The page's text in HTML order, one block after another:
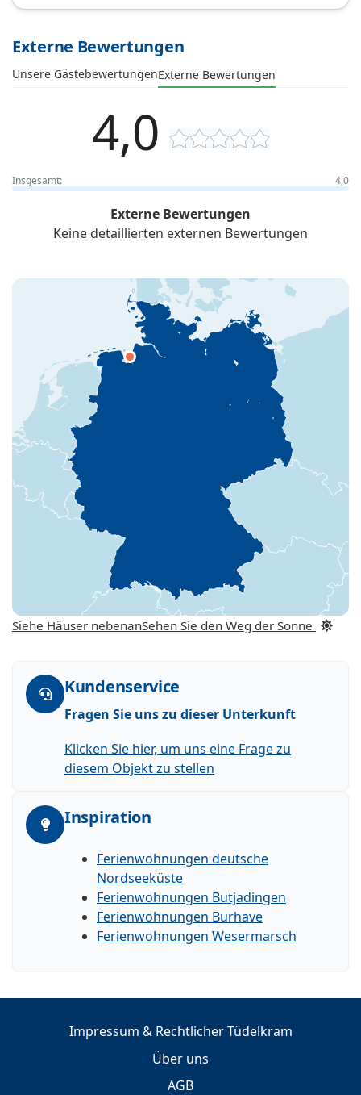
Externe Bewertungen
Unsere GästebewertungenExterne Bewertungen
4,0
Insgesamt: 4,0
Externe Bewertungen
Keine detaillierten externen Bewertungen
Siehe Häuser nebenanSehen Sie den Weg der Sonne
Kundenservice
Fragen Sie uns zu dieser Unterkunft
Klicken Sie hier, um uns eine Frage zu
diesem Objekt zu stellen
Inspiration
Ferienwohnungen deutsche
Nordseeküste
Ferienwohnungen Butjadingen
Ferienwohnungen Burhave
Ferienwohnungen Wesermarsch
Impressum & Rechtlicher Tüdelkram
Über uns
AGB